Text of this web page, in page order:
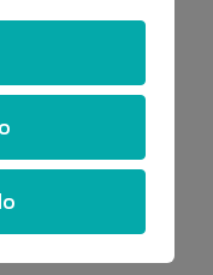
las unidades
barba, deberás
ellos te dirán
comenzar.